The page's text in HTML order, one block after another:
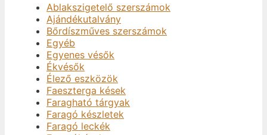
Ablakszigetelő szerszámok
Ajándékutalvány
Bőrdíszműves szerszámok
Egyéb
Egyenes vésők
Ékvésők
Élező eszközök
Faeszterga kések
Faragható tárgyak
Faragó készletek
Faragó leckék